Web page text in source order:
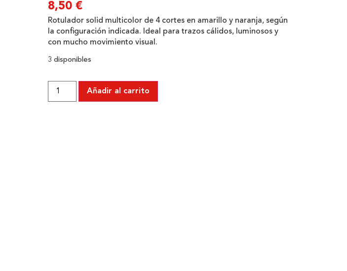
8,50€
Rotulador solid multicolor de 4 cortes en amarillo y naranja, según
la configuración indicada. Ideal para trazos cálidos, luminosos y
con mucho movimiento visual.
3 disponibles
Añadir al carrito